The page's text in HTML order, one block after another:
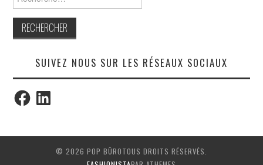
SUIVEZ NOUS SUR LES RÉSEAUX SOCIAUX
FacebookLinkedIn
© 2026 POP BÜROTOUS DROITS RÉSERVÉS.